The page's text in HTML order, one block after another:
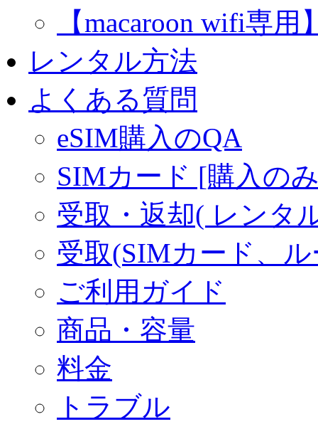
【macaroon wifi専
レンタル方法
よくある質問
eSIM購入のQA
SIMカード [購入の
受取・返却( レンタ
受取(SIMカード、
ご利用ガイド
商品・容量
料金
トラブル